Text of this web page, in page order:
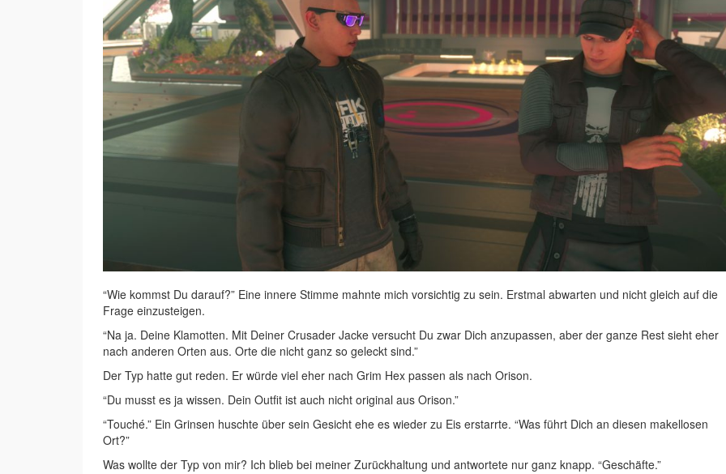
“Wie kommst Du darauf?” Eine innere Stimme mahnte mich vorsichtig zu sein. Erstmal abwarten und nicht gleich auf die
Frage einzusteigen.
“Na ja. Deine Klamotten. Mit Deiner Crusader Jacke versucht Du zwar Dich anzupassen, aber der ganze Rest sieht eher
nach anderen Orten aus. Orte die nicht ganz so geleckt sind.”
Der Typ hatte gut reden. Er würde viel eher nach Grim Hex passen als nach Orison.
“Du musst es ja wissen. Dein Outfit ist auch nicht original aus Orison.”
“Touché.” Ein Grinsen huschte über sein Gesicht ehe es wieder zu Eis erstarrte. “Was führt Dich an diesen makellosen
Ort?”
Was wollte der Typ von mir? Ich blieb bei meiner Zurückhaltung und antwortete nur ganz knapp. “Geschäfte.”